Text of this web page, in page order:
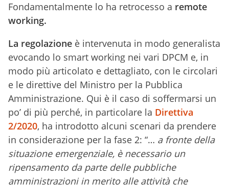
Fondamentalmente lo ha retrocesso a remote
working.
La regolazione è intervenuta in modo generalista
evocando lo smart working nei vari DPCM e, in
modo più articolato e dettagliato, con le circolari
e le direttive del Ministro per la Pubblica
Amministrazione. Qui è il caso di soffermarsi un
po’ di più perché, in particolare la Direttiva
2/2020, ha introdotto alcuni scenari da prendere
in considerazione per la fase 2: “… a fronte della
situazione emergenziale, è necessario un
ripensamento da parte delle pubbliche
amministrazioni in merito alle attività che